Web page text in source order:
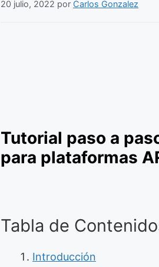
20 julio, 2022 por Carlos Gonzalez
Tutorial paso a
para plataformas
Tabla de
Introducción